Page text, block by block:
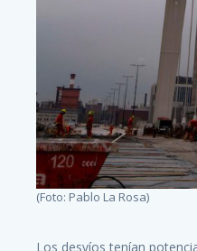
(Foto: Pablo La Rosa)
Los desvíos tenían